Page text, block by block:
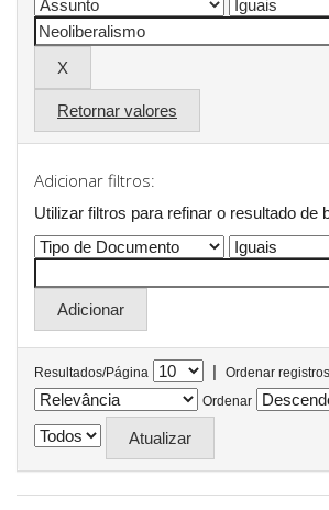
Retornar valores
Adicionar filtros:
Utilizar filtros para refinar o resultado de
Resultados/Página |
Ordenar
Ordenar